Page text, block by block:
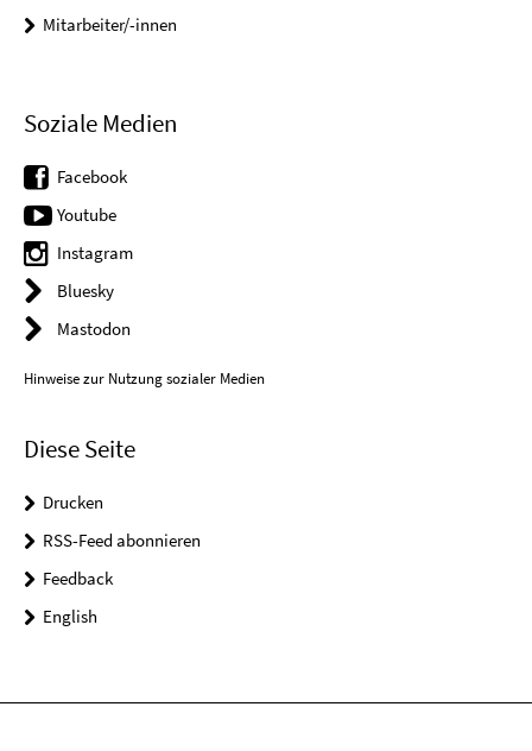
Mitarbeiter/-innen
Soziale Medien
Facebook
Youtube
Instagram
Bluesky
Mastodon
Hinweise zur Nutzung sozialer Medien
Diese Seite
Drucken
RSS-Feed abonnieren
Feedback
English